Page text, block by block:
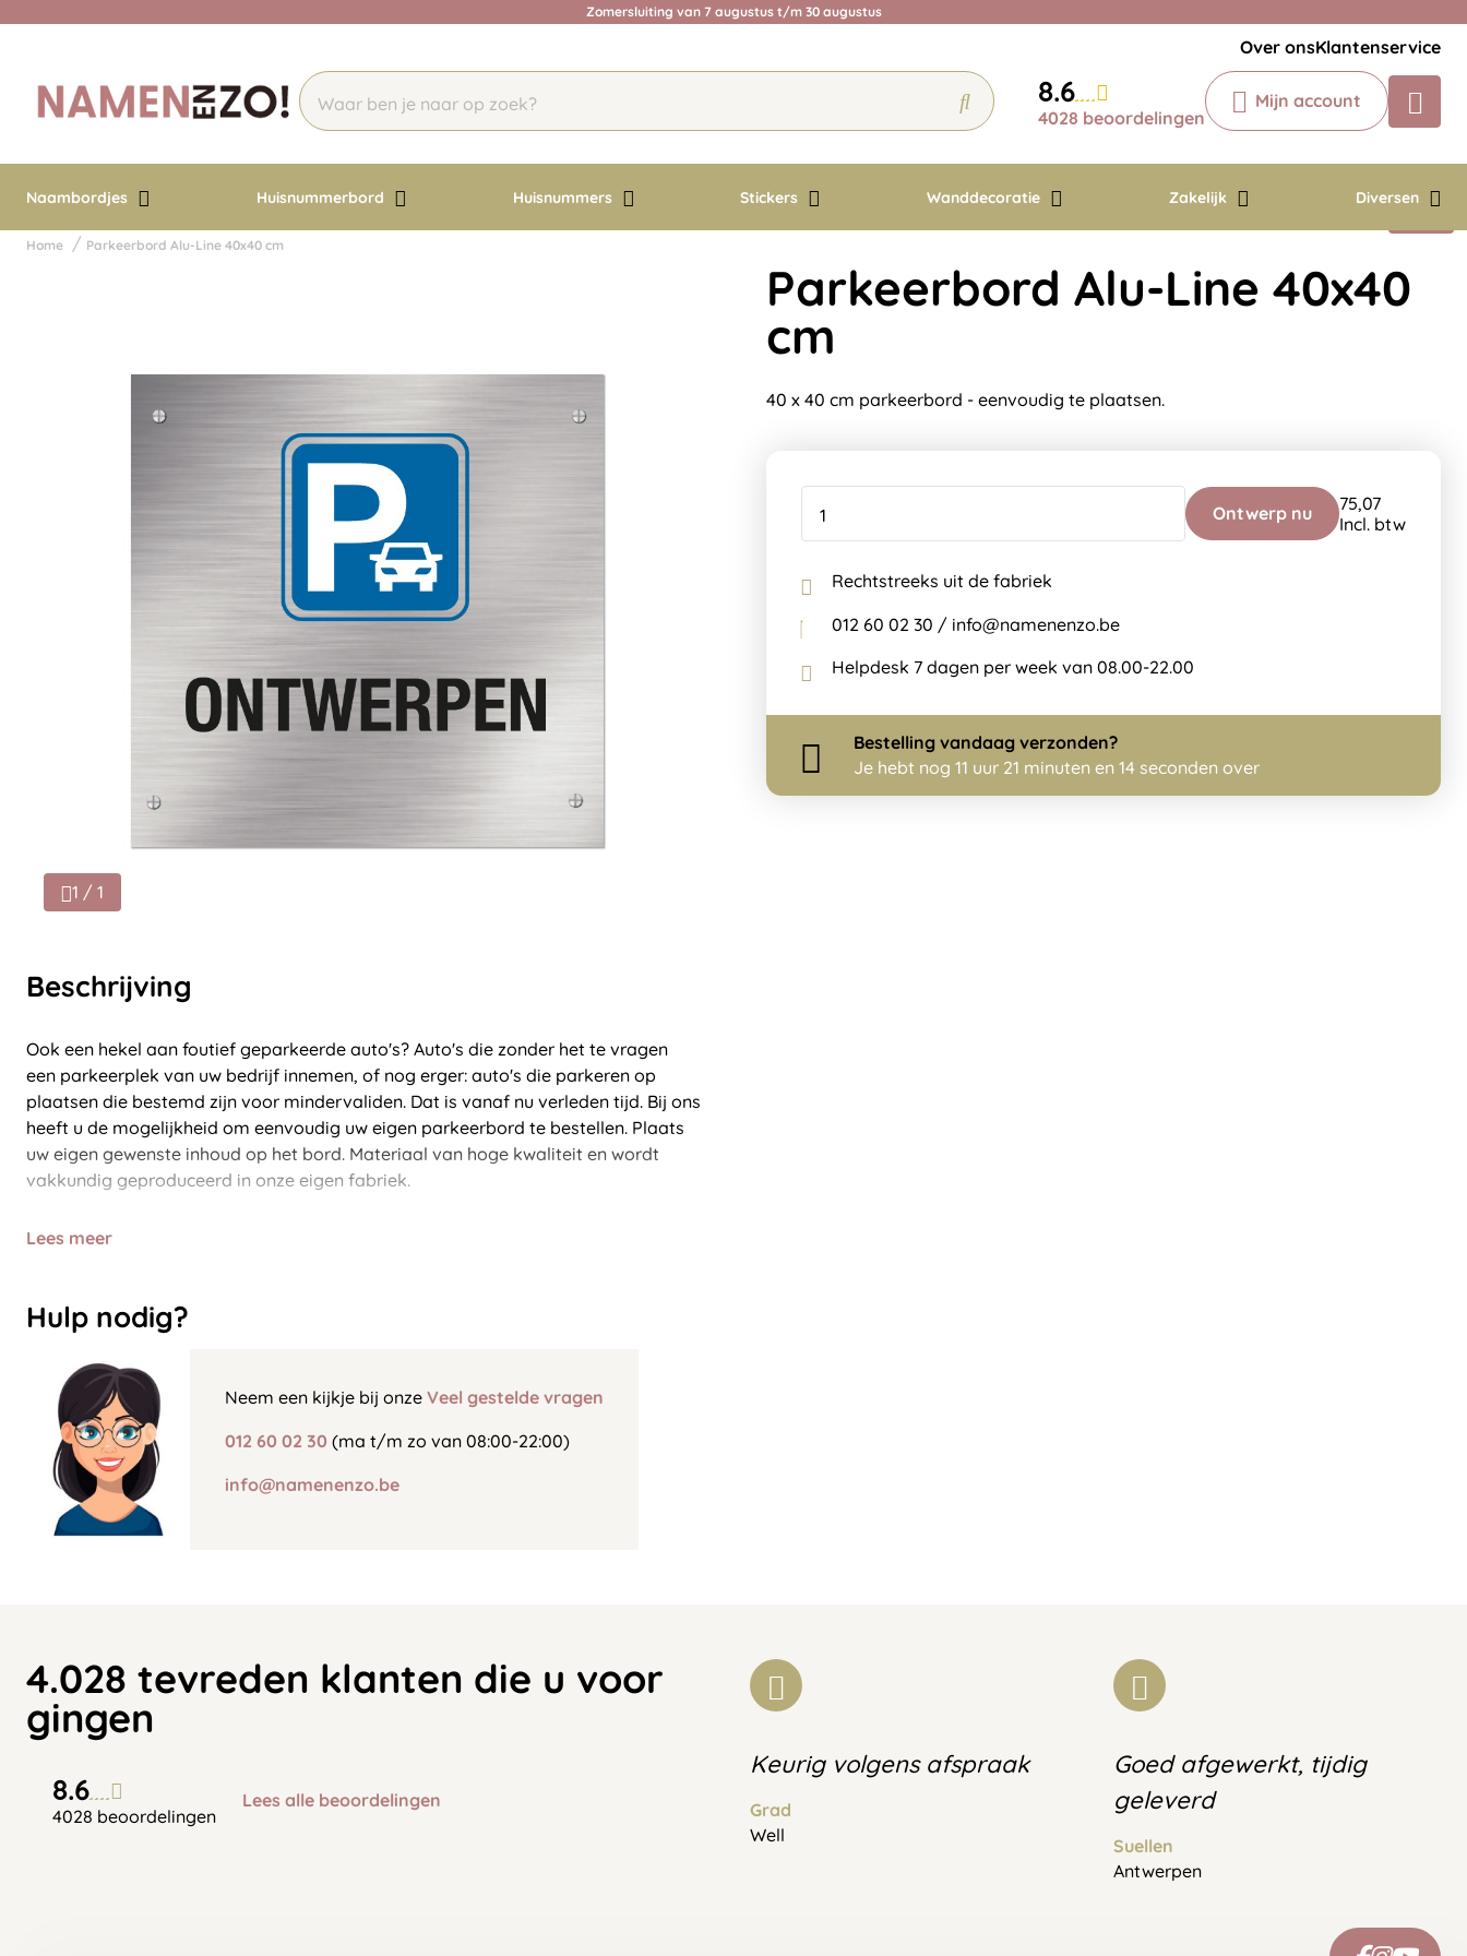
Zomersluiting van 7 augustus t/m 30 augustus
Over onsKlantenservice
8.6
4028 beoordelingen
Mijn account
Naambordjes Huisnummerbord Huisnummers Stickers Wanddecoratie Zakelijk Diversen
Chatbot
Chat 24/7 met onze chatbot voor
Contact
Home Parkeerbord Alu-Line 40x40 cm
1 / 1
Beschrijving
Ook een hekel aan foutief geparkeerde auto's? Auto's die zonder het te vragen
een parkeerplek van uw bedrijf innemen, of nog erger: auto's die parkeren op
plaatsen die bestemd zijn voor mindervaliden. Dat is vanaf nu verleden tijd. Bij ons
heeft u de mogelijkheid om eenvoudig uw eigen parkeerbord te bestellen. Plaats
uw eigen gewenste inhoud op het bord. Materiaal van hoge kwaliteit en wordt
vakkundig geproduceerd in onze eigen fabriek.
Lees meer
Hulp nodig?
Neem een kijkje bij onze Veel gestelde vragen
012 60 02 30 (ma t/m zo van 08:00-22:00)
info@namenenzo.be
Parkeerbord Alu-Line 40x40
cm
40 x 40 cm parkeerbord - eenvoudig te plaatsen.
Ontwerp nu
75,07
Incl. btw
Rechtstreeks uit de fabriek
012 60 02 30 / info@namenenzo.be
Helpdesk 7 dagen per week van 08.00-22.00
Bestelling vandaag verzonden?
Je hebt nog 11 uur 21 minuten en 13 seconden over
4.028 tevreden klanten die u voor
gingen
8.6
4028 beoordelingen
Lees alle beoordelingen
Keurig volgens afspraak
Grad
Well
Goed afgewerkt, tijdig
geleverd
Suellen
Antwerpen